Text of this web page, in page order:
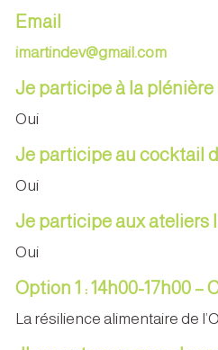
Email
imartindev@gmail.com
Je participe à la plénière
Oui
Je participe au cocktail
Oui
Je participe aux ateliers
Oui
Option 1 : 14h00-17h00 –
La résilience alimentaire de